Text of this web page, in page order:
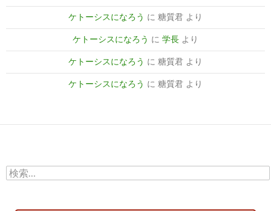
ケトーシスになろう に 糖質君 より
ケトーシスになろう に 学長 より
ケトーシスになろう に 糖質君 より
ケトーシスになろう に 糖質君 より
検
索: